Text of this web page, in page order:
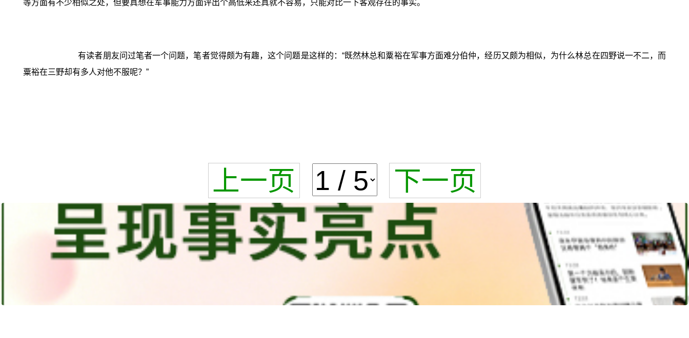
等方面有不少相似之处，但要真想在军事能力方面评出个高低来还真就不容易，只能对比一下客观存在的事实。
有读者朋友问过笔者一个问题，笔者觉得颇为有趣，这个问题是这样的：“既然林总和粟裕在军事方面难分伯仲，经历又颇为相似，为什么林总在四野说一不二，而
粟裕在三野却有多人对他不服呢？”
上一页 下一页